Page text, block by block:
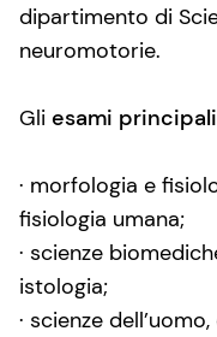
dipartimento di
neuromotorie.
Gli esami
· morfologia e
fisiologia umana;
· scienze
istologia;
· scienze